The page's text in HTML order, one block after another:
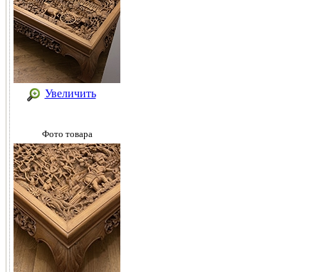
Увеличить
Фото товара